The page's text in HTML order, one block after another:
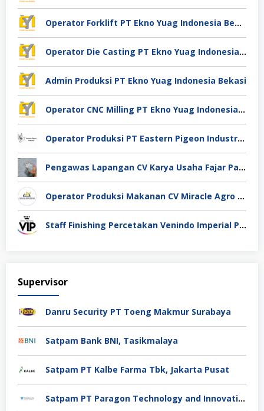
Operator Forklift PT Ekno Yuag Indonesia Bekasi
Operator Die Casting PT Ekno Yuag Indonesia Bekasi
Admin Produksi PT Ekno Yuag Indonesia Bekasi
Operator CNC Milling PT Ekno Yuag Indonesia Bekasi
Operator Produksi PT Eastern Pigeon Industry Deli Serdang
Pengawas Lapangan CV Karya Usaha Fajar Pasuruan
Operator Produksi Makanan CV Miracle Agro Spices Sidoarjo
Staff Finishing Percetakan Venindo Imperial Perkasa Bandung Kota
Supervisor
Danru Security PT Toeng Makmur Surabaya
Satpam Bank BNI, Tasikmalaya
Satpam PT Kalbe Farma Tbk, Jakarta Pusat
Satpam PT Paragon Technology and Innovation Jakarta